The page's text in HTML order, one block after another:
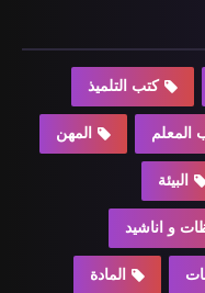
كتب التلميذ
المعلم المهن
البيئة
و اناشيد
المادة